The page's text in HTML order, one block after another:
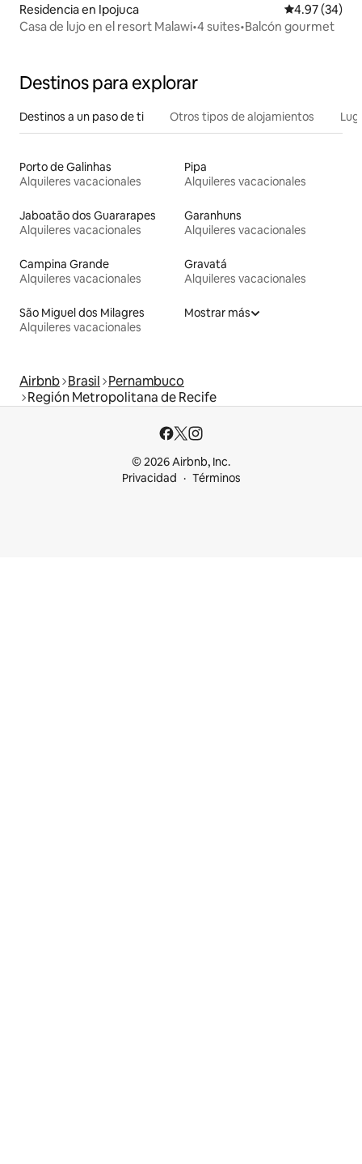
Residencia en Ipojuca Calificación
4.97 (34)
Casa de lujo en el resort Malawi•4 suites•Balcón gourmet
Destinos para explorar
Destinos a un paso de ti Otros tipos de alojamientos
Porto de Galinhas
Alquileres vacacionales
Pipa
Alquileres vacacionales
Jaboatão dos Guararapes
Alquileres vacacionales
Garanhuns
Alquileres vacacionales
Campina Grande
Alquileres vacacionales
Gravatá
Alquileres vacacionales
São Miguel dos Milagres
Alquileres vacacionales
Mostrar más
Airbnb Brasil Pernambuco
Región Metropolitana de Recife
© 2026 Airbnb, Inc.
Privacidad
Términos